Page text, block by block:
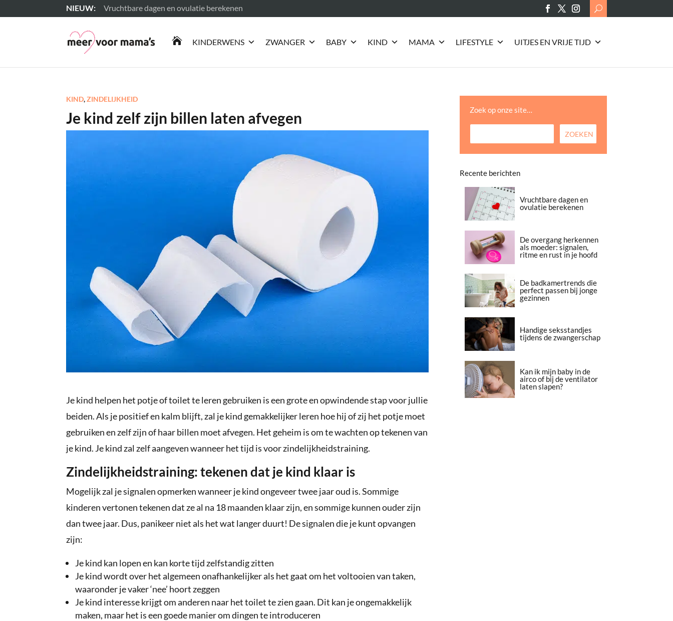
Vruchtbare dagen en ovulatie berekenen
Lees meer
Search
for:
 KINDERWENS ZWANGER BABY KIND MAMA LIFESTYLE UITJES EN VRIJE TIJD
KIND,ZINDELIJKHEID
Je kind zelf zijn billen laten afvegen
Je kind helpen het potje of toilet te leren gebruiken is een grote en opwindende stap voor jullie
beiden. Als je positief en kalm blijft, zal je kind gemakkelijker leren hoe hij of zij het potje moet
gebruiken en zelf zijn of haar billen moet afvegen. Het geheim is om te wachten op tekenen van
je kind. Je kind zal zelf aangeven wanneer het tijd is voor zindelijkheidstraining.
Zindelijkheidstraining: tekenen dat je kind klaar is
Mogelijk zal je signalen opmerken wanneer je kind ongeveer twee jaar oud is. Sommige
kinderen vertonen tekenen dat ze al na 18 maanden klaar zijn, en sommige kunnen ouder zijn
dan twee jaar. Dus, panikeer niet als het wat langer duurt! De signalen die je kunt opvangen
zijn:
Je kind kan lopen en kan korte tijd zelfstandig zitten
Je kind wordt over het algemeen onafhankelijker als het gaat om het voltooien van taken,
waaronder je vaker ‘nee’ hoort zeggen
Je kind interesse krijgt om anderen naar het toilet te zien gaan. Dit kan je ongemakkelijk
maken, maar het is een goede manier om dingen te introduceren
Zoek op onze site…
Recente berichten
Vruchtbare dagen en
ovulatie berekenen
De overgang herkennen
als moeder: signalen,
ritme en rust in je hoofd
De badkamertrends die
perfect passen bij jonge
gezinnen
Handige seksstandjes
tijdens de zwangerschap
Kan ik mijn baby in de
airco of bij de ventilator
laten slapen?